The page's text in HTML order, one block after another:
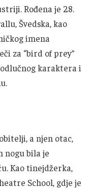
Rođena je 28.
Švedska, kao
imena
za “bird of prey”
karaktera i
a njen otac,
nogu bila je
Kao tinejdžerka,
School, gdje je